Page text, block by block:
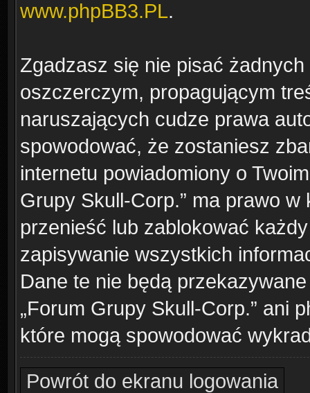
www.phpBB3.PL.
Zgadzasz się nie pisać
oszczerczym, propagującym
naruszających cudze prawa
spowodować, że zostaniesz
internetu powiadomiony o
Grupy Skull-Corp.” ma prawo
przenieść lub zablokować
zapisywanie wszystkich
Dane te nie będą
„Forum Grupy Skull-Corp.” ani
które mogą spowodować
Powrót do ekranu logowania